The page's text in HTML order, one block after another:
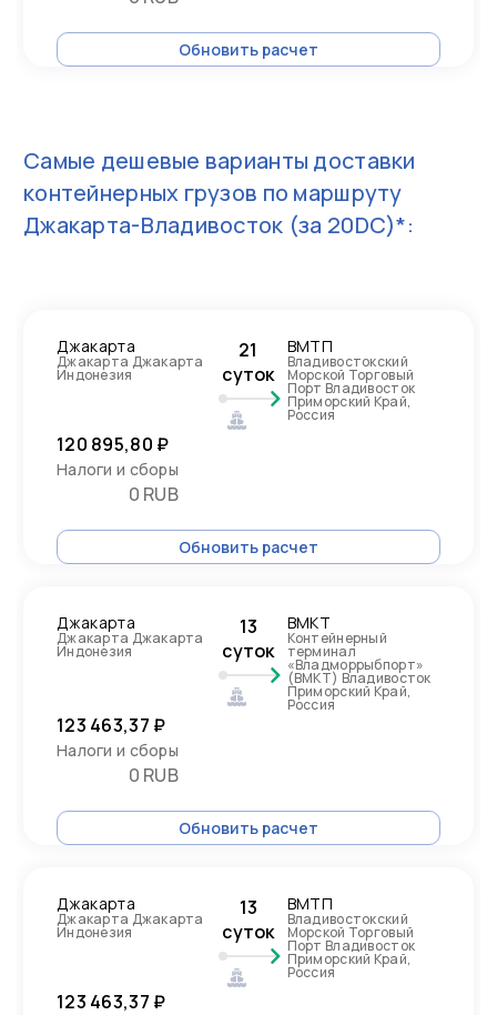
Обновить расчет
Самые дешевые варианты доставки
контейнерных грузов по маршруту
Джакарта-Владивосток (за 20DC)*:
Джакарта
Джакарта Джакарта
Индонезия
21
суток
ВМТП
Владивостокский
Морской Торговый
Порт Владивосток
Приморский Край,
Россия
120 895,80 ₽
Налоги и сборы
0 RUB
Обновить расчет
Джакарта
Джакарта Джакарта
Индонезия
13
суток
ВМКТ
Контейнерный
терминал
«Владморрыбпорт»
(ВМКТ) Владивосток
Приморский Край,
Россия
123 463,37 ₽
Налоги и сборы
0 RUB
Обновить расчет
Джакарта
Джакарта Джакарта
Индонезия
13
суток
ВМТП
Владивостокский
Морской Торговый
Порт Владивосток
Приморский Край,
Россия
123 463,37 ₽